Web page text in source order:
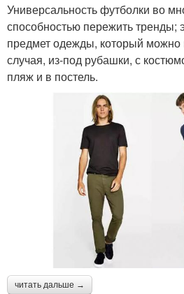
Универсальность футболки во
способностью пережить тренды;
предмет одежды, который можно
случая, из-под рубашки, с
пляж и в постель.
читать дальше →